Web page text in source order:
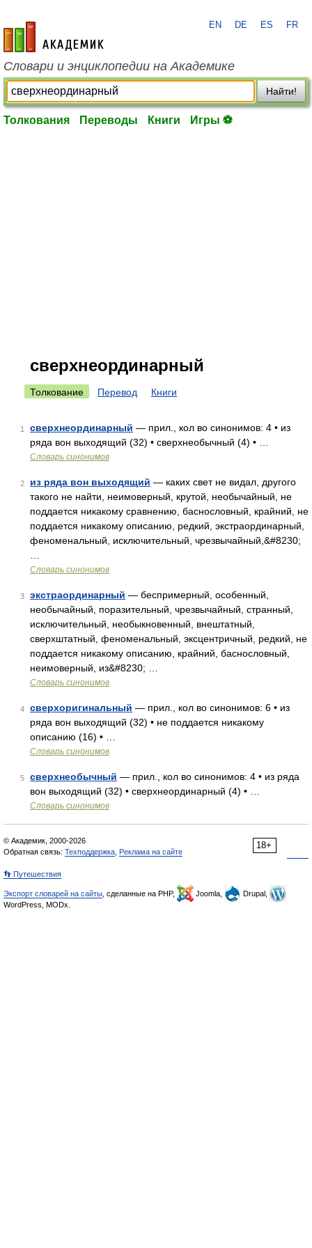
academic.ru
EN DE ES FR
Словари и энциклопедии на Академике
Найти!
Толкования Переводы Книги Игры ⚽
сверхнеординарный
Толкование Перевод Книги
1 сверхнеординарный — прил., кол во синонимов: 4 • из
ряда вон выходящий (32) • сверхнеобычный (4) • …
Словарь синонимов
2 из ряда вон выходящий — каких свет не видал, другого
такого не найти, неимоверный, крутой, необычайный, не
поддается никакому сравнению, баснословный, крайний, не
поддается никакому описанию, редкий, экстраординарный,
феноменальный, исключительный, чрезвычайный,&#8230;
Словарь синонимов
3 экстраординарный — беспримерный, особенный,
необычайный, поразительный, чрезвычайный, странный,
исключительный, необыкновенный, внештатный,
сверхштатный, феноменальный, эксцентричный, редкий, не
поддается никакому описанию, крайний, баснословный,
неимоверный, из&#8230; …
Словарь синонимов
4 сверхоригинальный — прил., кол во синонимов: 6 • из
ряда вон выходящий (32) • не поддается никакому
описанию (16) • …
Словарь синонимов
5 сверхнеобычный — прил., кол во синонимов: 4 • из ряда
вон выходящий (32) • сверхнеординарный (4) • …
Словарь синонимов
18+
© Академик, 2000-2026
Обратная связь: Техподдержка Реклама на сайте
👣 Путешествия
Экспорт словарей на сайты , сделанные на PHP, Joomla,
Drupal,
WordPress, MODx.